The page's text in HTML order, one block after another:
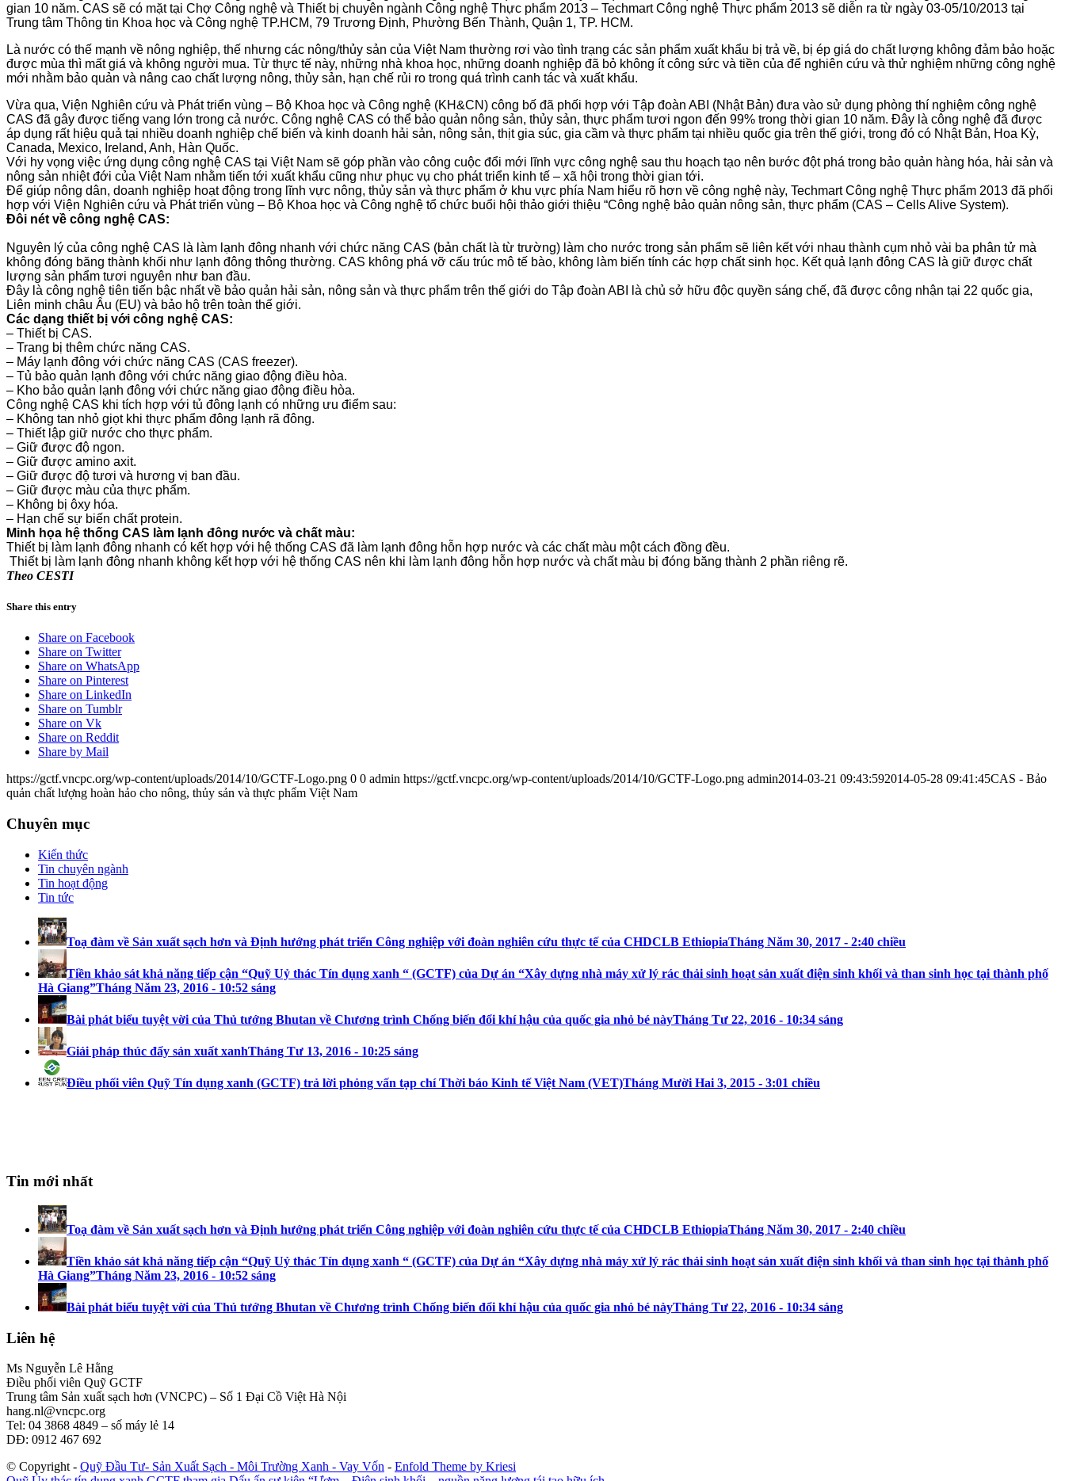
gian 10 năm. CAS sẽ có mặt tại Chợ Công nghệ và Thiết bị chuyên ngành Công nghệ Thực phẩm 2013 – Techmart Công nghệ Thực phẩm 2013 sẽ diễn ra từ ngày 03-05/10/2013 tại
Trung tâm Thông tin Khoa học và Công nghệ TP.HCM, 79 Trương Định, Phường Bến Thành, Quận 1, TP. HCM.
Là nước có thế mạnh về nông nghiệp, thế nhưng các nông/thủy sản của Việt Nam thường rơi vào tình trạng các sản phẩm xuất khẩu bị trả về, bị ép giá do chất lượng không đảm bảo hoặc
được mùa thì mất giá và không người mua. Từ thực tế này, những nhà khoa học, những doanh nghiệp đã bỏ không ít công sức và tiền của để nghiên cứu và thử nghiệm những công nghệ
mới nhằm bảo quản và nâng cao chất lượng nông, thủy sản, hạn chế rủi ro trong quá trình canh tác và xuất khẩu.
Vừa qua, Viện Nghiên cứu và Phát triển vùng – Bộ Khoa học và Công nghệ (KH&CN) công bố đã phối hợp với Tập đoàn ABI (Nhật Bản) đưa vào sử dụng phòng thí nghiệm công nghệ
CAS đã gây được tiếng vang lớn trong cả nước. Công nghệ CAS có thể bảo quản nông sản, thủy sản, thực phẩm tươi ngon đến 99% trong thời gian 10 năm. Đây là công nghệ đã được
áp dụng rất hiệu quả tại nhiều doanh nghiệp chế biến và kinh doanh hải sản, nông sản, thịt gia súc, gia cầm và thực phẩm tại nhiều quốc gia trên thế giới, trong đó có Nhật Bản, Hoa Kỳ,
Canada, Mexico, Ireland, Anh, Hàn Quốc.
Với hy vọng việc ứng dụng công nghệ CAS tại Việt Nam sẽ góp phần vào công cuộc đổi mới lĩnh vực công nghệ sau thu hoạch tạo nên bước đột phá trong bảo quản hàng hóa, hải sản và
nông sản nhiệt đới của Việt Nam nhằm tiến tới xuất khẩu cũng như phục vụ cho phát triển kinh tế – xã hội trong thời gian tới.
Để giúp nông dân, doanh nghiệp hoạt động trong lĩnh vực nông, thủy sản và thực phẩm ở khu vực phía Nam hiểu rõ hơn về công nghệ này, Techmart Công nghệ Thực phẩm 2013 đã phối
hợp với Viện Nghiên cứu và Phát triển vùng – Bộ Khoa học và Công nghệ tổ chức buổi hội thảo giới thiệu “Công nghệ bảo quản nông sản, thực phẩm (CAS – Cells Alive System).
Đôi nét về công nghệ CAS:
Nguyên lý của công nghệ CAS là làm lạnh đông nhanh với chức năng CAS (bản chất là từ trường) làm cho nước trong sản phẩm sẽ liên kết với nhau thành cụm nhỏ vài ba phân tử mà
không đóng băng thành khối như lạnh đông thông thường. CAS không phá vỡ cấu trúc mô tế bào, không làm biến tính các hợp chất sinh học. Kết quả lạnh đông CAS là giữ được chất
lượng sản phẩm tươi nguyên như ban đầu.
Đây là công nghệ tiên tiến bậc nhất về bảo quản hải sản, nông sản và thực phẩm trên thế giới do Tập đoàn ABI là chủ sở hữu độc quyền sáng chế, đã được công nhận tại 22 quốc gia,
Liên minh châu Âu (EU) và bảo hộ trên toàn thế giới.
Các dạng thiết bị với công nghệ CAS:
– Thiết bị CAS.
– Trang bị thêm chức năng CAS.
– Máy lạnh đông với chức năng CAS (CAS freezer).
– Tủ bảo quản lạnh đông với chức năng giao động điều hòa.
– Kho bảo quản lạnh đông với chức năng giao động điều hòa.
Công nghệ CAS khi tích hợp với tủ đông lạnh có những ưu điểm sau:
– Không tan nhỏ giọt khi thực phẩm đông lạnh rã đông.
– Thiết lập giữ nước cho thực phẩm.
– Giữ được độ ngon.
– Giữ được amino axit.
– Giữ được độ tươi và hương vị ban đầu.
– Giữ được màu của thực phẩm.
– Không bị ôxy hóa.
– Hạn chế sự biến chất protein.
Minh họa hệ thống CAS làm lạnh đông nước và chất màu:
Thiết bị làm lạnh đông nhanh có kết hợp với hệ thống CAS đã làm lạnh đông hỗn hợp nước và các chất màu một cách đồng đều.
Thiết bị làm lạnh đông nhanh không kết hợp với hệ thống CAS nên khi làm lạnh đông hỗn hợp nước và chất màu bị đóng băng thành 2 phần riêng rẽ.
Theo CESTI
Share this entry
Share on Facebook
Share on Twitter
Share on WhatsApp
Share on Pinterest
Share on LinkedIn
Share on Tumblr
Share on Vk
Share on Reddit
Share by Mail
https://gctf.vncpc.org/wp-content/uploads/2014/10/GCTF-Logo.png 0 0 admin https://gctf.vncpc.org/wp-content/uploads/2014/10/GCTF-Logo.png admin2014-03-21 09:43:592014-05-28 09:41:45CAS - Bảo
quản chất lượng hoàn hảo cho nông, thủy sản và thực phẩm Việt Nam
Chuyên mục
Kiến thức
Tin chuyên ngành
Tin hoạt động
Tin tức
Toạ đàm về Sản xuất sạch hơn và Định hướng phát triển Công nghiệp với đoàn nghiên cứu thực tế của CHDCLB EthiopiaTháng Năm 30, 2017 - 2:40 chiều
Tiền khảo sát khả năng tiếp cận “Quỹ Uỷ thác Tín dụng xanh “ (GCTF) của Dự án “Xây dựng nhà máy xử lý rác thải sinh hoạt sản xuất điện sinh khối và than sinh học tại thành phố
Hà Giang”Tháng Năm 23, 2016 - 10:52 sáng
Bài phát biểu tuyệt vời của Thủ tướng Bhutan về Chương trình Chống biến đổi khí hậu của quốc gia nhỏ bé nàyTháng Tư 22, 2016 - 10:34 sáng
Giải pháp thúc đẩy sản xuất xanhTháng Tư 13, 2016 - 10:25 sáng
Điều phối viên Quỹ Tín dụng xanh (GCTF) trả lời phỏng vấn tạp chí Thời báo Kinh tế Việt Nam (VET)Tháng Mười Hai 3, 2015 - 3:01 chiều
Tin mới nhất
Toạ đàm về Sản xuất sạch hơn và Định hướng phát triển Công nghiệp với đoàn nghiên cứu thực tế của CHDCLB EthiopiaTháng Năm 30, 2017 - 2:40 chiều
Tiền khảo sát khả năng tiếp cận “Quỹ Uỷ thác Tín dụng xanh “ (GCTF) của Dự án “Xây dựng nhà máy xử lý rác thải sinh hoạt sản xuất điện sinh khối và than sinh học tại thành phố
Hà Giang”Tháng Năm 23, 2016 - 10:52 sáng
Bài phát biểu tuyệt vời của Thủ tướng Bhutan về Chương trình Chống biến đổi khí hậu của quốc gia nhỏ bé nàyTháng Tư 22, 2016 - 10:34 sáng
Liên hệ
Ms Nguyễn Lê Hằng
Điều phối viên Quỹ GCTF
Trung tâm Sản xuất sạch hơn (VNCPC) – Số 1 Đại Cồ Việt Hà Nội
hang.nl@vncpc.org
Tel: 04 3868 4849 – số máy lẻ 14
DĐ: 0912 467 692
© Copyright - Quỹ Đầu Tư- Sản Xuất Sạch - Môi Trường Xanh - Vay Vốn - Enfold Theme by Kriesi